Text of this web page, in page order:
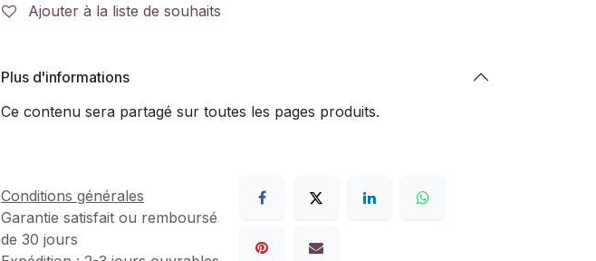
Ajouter à la liste de souhaits
Plus d'informations
Ce contenu sera partagé sur toutes les pages produits.
Conditions générales
Garantie satisfait ou remboursé
de 30 jours